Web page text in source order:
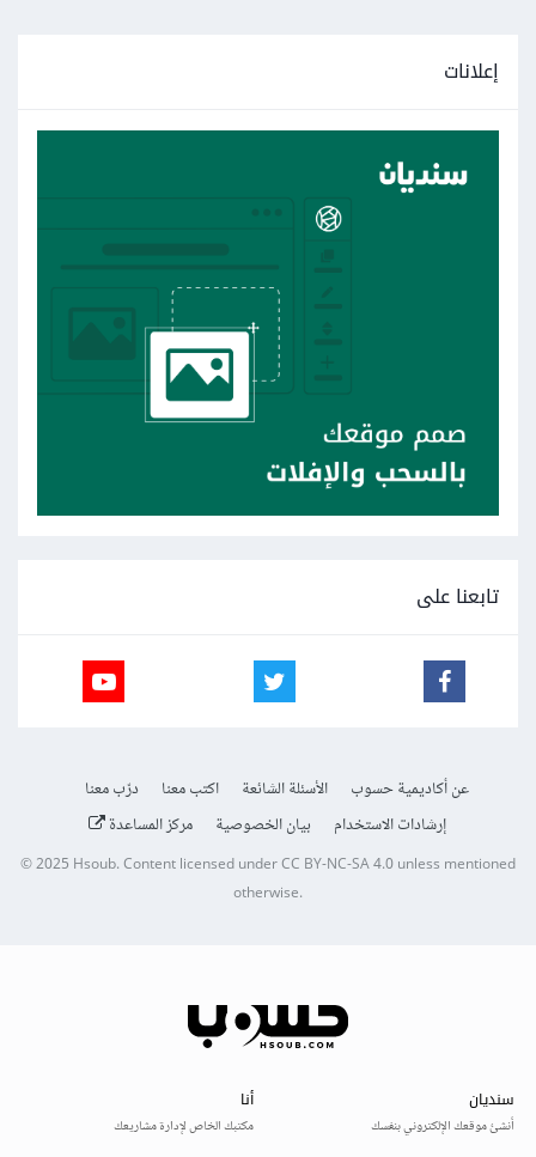
إعلانات
تابعنا على
عن أكاديمية حسوب الأسئلة الشائعة اكتب معنا
درّب معنا
إرشادات الاستخدام
بيان الخصوصية مركز المساعدة
© 2025Hsoub.Content licensed underCC BY-NC-SA 4.0unless mentioned
otherwise.